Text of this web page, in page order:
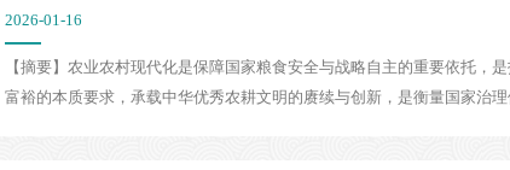
2026-01-16
【摘要】农业农村现代化是保障国家粮食安全与战略自主的重要依托
富裕的本质要求，承载中华优秀农耕文明的赓续与创新，是衡量国家治